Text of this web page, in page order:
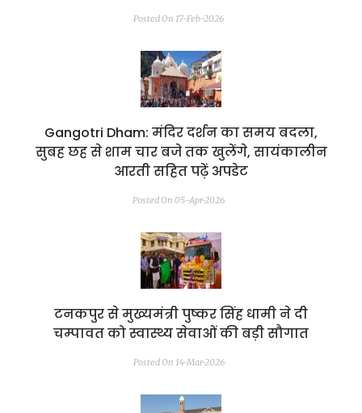
Posted On 17-Feb-2026
Gangotri Dham: मंदिर दर्शन का समय बदला,
सुबह छह से शाम चार बजे तक खुलेंगे, सायंकालीन
आरती सहित पढ़ें अपडेट
Posted On 05-Apr-2026
टनकपुर से मुख्यमंत्री पुष्कर सिंह धामी ने दी
चम्पावत को स्वास्थ्य सेवाओं की बड़ी सौगात
Posted On 14-Mar-2026